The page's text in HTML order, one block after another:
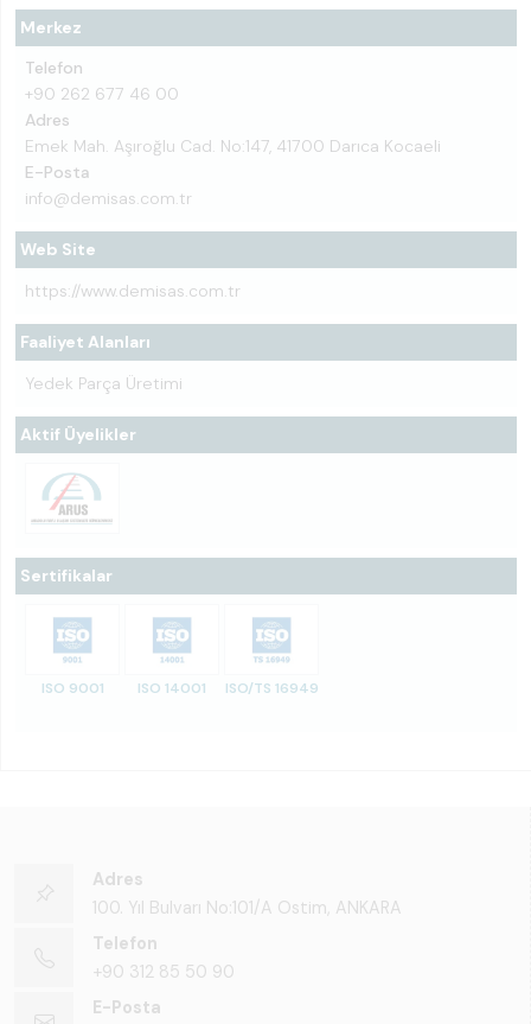
Merkez
Telefon
+90 262 677 46 00
Adres
Emek Mah. Aşıroğlu Cad. No:147, 41700 Darıca Kocaeli
E-Posta
info@demisas.com.tr
Web Site
https://www.demisas.com.tr
Faaliyet Alanları
Yedek Parça Üretimi
Aktif Üyelikler
Sertifikalar
ISO 9001 ISO 14001 ISO/TS 16949
Adres
100. Yıl Bulvarı No:101/A Ostim, ANKARA
Telefon
+90 312 85 50 90
E-Posta